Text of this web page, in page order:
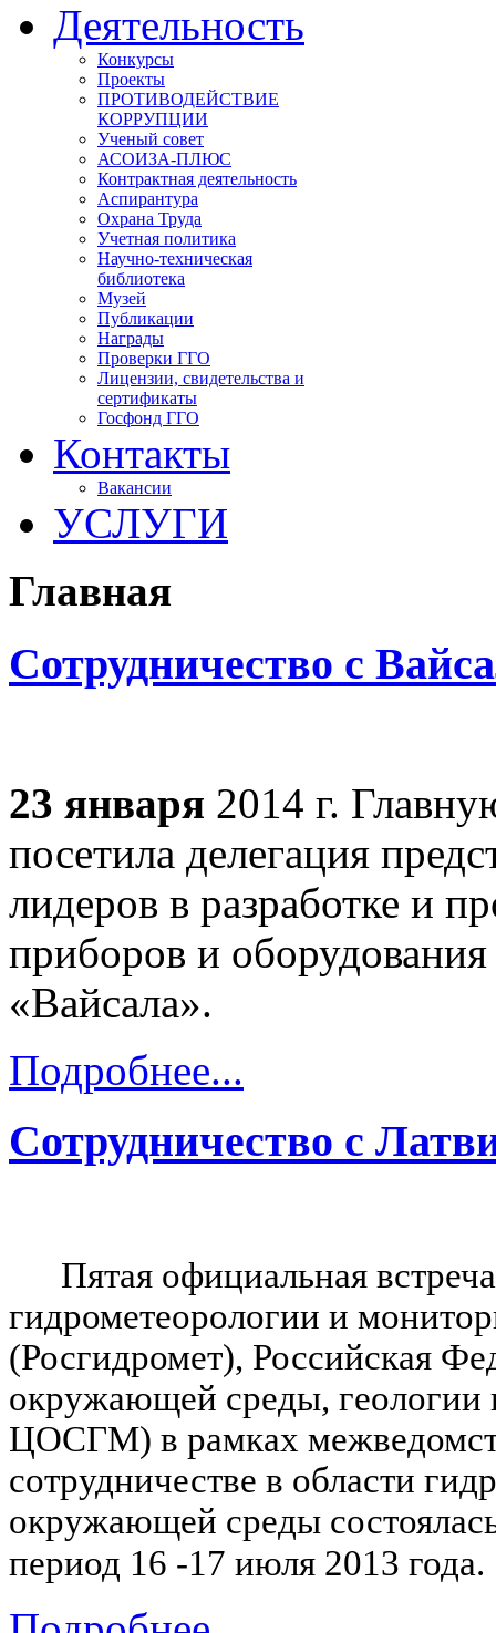
Деятельность
Конкурсы
Проекты
ПРОТИВОДЕЙСТВИЕ
КОРРУПЦИИ
Ученый совет
АСОИЗА-ПЛЮС
Контрактная деятельность
Аспирантура
Охрана Труда
Учетная политика
Научно-техническая
библиотека
Музей
Публикации
Награды
Проверки ГГО
Лицензии, свидетельства и
сертификаты
Госфонд ГГО
Контакты
Вакансии
УСЛУГИ
Главная
Сотрудничество с
23 января 2014 г.
посетила делегация
лидеров в разработке и
приборов и
«Вайсала».
Подробнее...
Сотрудничество с
Пятая официальная
гидрометеорологии и
(Росгидромет), Российская
окружающей среды, геологии
ЦОСГМ) в рамках
сотрудничестве в области
окружающей среды
период 16 -17 июля 2013 года.